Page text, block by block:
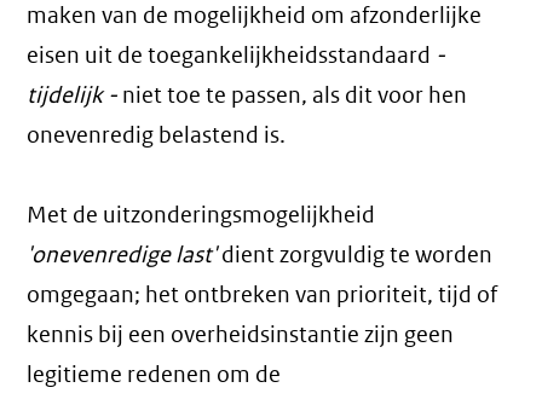
maken van de mogelijkheid om afzonderlijke
eisen uit de toegankelijkheidsstandaard -
tijdelijk - niet toe te passen, als dit voor hen
onevenredig belastend is.
Met de uitzonderingsmogelijkheid
'onevenredige last'dient zorgvuldig te worden
omgegaan; het ontbreken van prioriteit, tijd of
kennis bij een overheidsinstantie zijn geen
legitieme redenen om de